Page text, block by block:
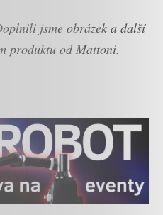
jsme obrázek a další
produktu od Mattoni.